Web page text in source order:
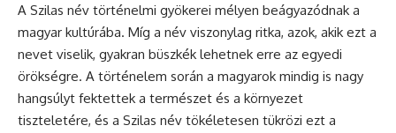
A Szilas név történelmi gyökerei mélyen beágyazódnak a
magyar kultúrába. Míg a név viszonylag ritka, azok, akik ezt a
nevet viselik, gyakran büszkék lehetnek erre az egyedi
örökségre. A történelem során a magyarok mindig is nagy
hangsúlyt fektettek a természet és a környezet
tiszteletére, és a Szilas név tökéletesen tükrözi ezt a